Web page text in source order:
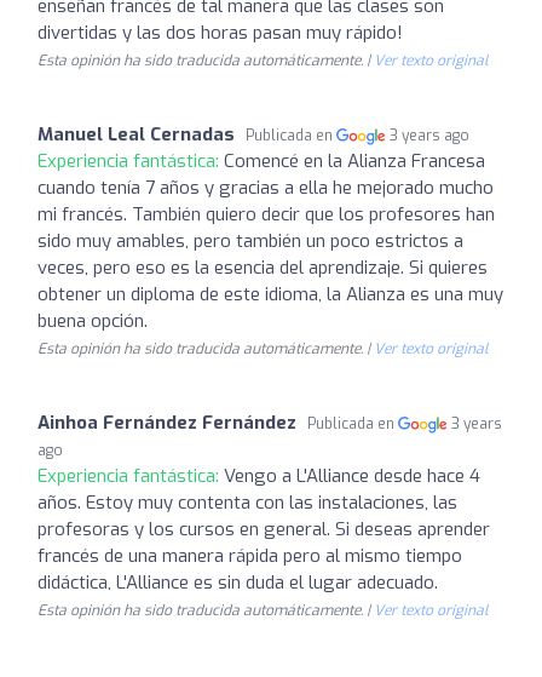
enseñan francés de tal manera que las clases son
divertidas y las dos horas pasan muy rápido!
Esta opinión ha sido traducida automáticamente. | Ver texto original
Manuel Leal Cernadas Publicada en 3 years ago
Experiencia fantástica: Comencé en la Alianza Francesa
cuando tenía 7 años y gracias a ella he mejorado mucho
mi francés. También quiero decir que los profesores han
sido muy amables, pero también un poco estrictos a
veces, pero eso es la esencia del aprendizaje. Si quieres
obtener un diploma de este idioma, la Alianza es una muy
buena opción.
Esta opinión ha sido traducida automáticamente. | Ver texto original
Ainhoa Fernández Fernández Publicada en
3 years
ago
Experiencia fantástica: Vengo a L'Alliance desde hace 4
años. Estoy muy contenta con las instalaciones, las
profesoras y los cursos en general. Si deseas aprender
francés de una manera rápida pero al mismo tiempo
didáctica, L'Alliance es sin duda el lugar adecuado.
Esta opinión ha sido traducida automáticamente. | Ver texto original